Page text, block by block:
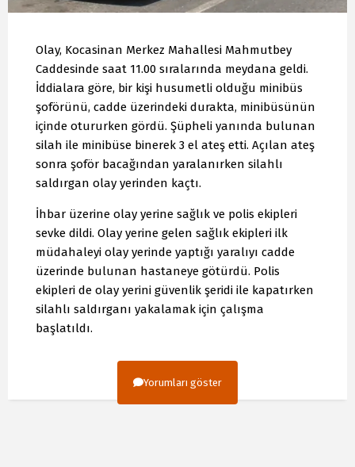
Olay, Kocasinan Merkez Mahallesi Mahmutbey
Caddesinde saat 11.00 sıralarında meydana geldi.
İddialara göre, bir kişi husumetli olduğu minibüs
şoförünü, cadde üzerindeki durakta, minibüsünün
içinde otururken gördü. Şüpheli yanında bulunan
silah ile minibüse binerek 3 el ateş etti. Açılan ateş
sonra şoför bacağından yaralanırken silahlı
saldırgan olay yerinden kaçtı.
İhbar üzerine olay yerine sağlık ve polis ekipleri
sevke dildi. Olay yerine gelen sağlık ekipleri ilk
müdahaleyi olay yerinde yaptığı yaralıyı cadde
üzerinde bulunan hastaneye götürdü. Polis
ekipleri de olay yerini güvenlik şeridi ile kapatırken
silahlı saldırganı yakalamak için çalışma
başlatıldı.
Yorumları göster